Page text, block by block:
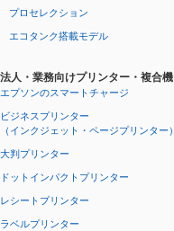
プロセレクション
エコタンク搭載モデル
法人・業務向けプリンター・複合機
エプソンのスマートチャージ
ビジネスプリンター
（インクジェット・ページプリンター）
大判プリンター
ドットインパクトプリンター
レシートプリンター
ラベルプリンター